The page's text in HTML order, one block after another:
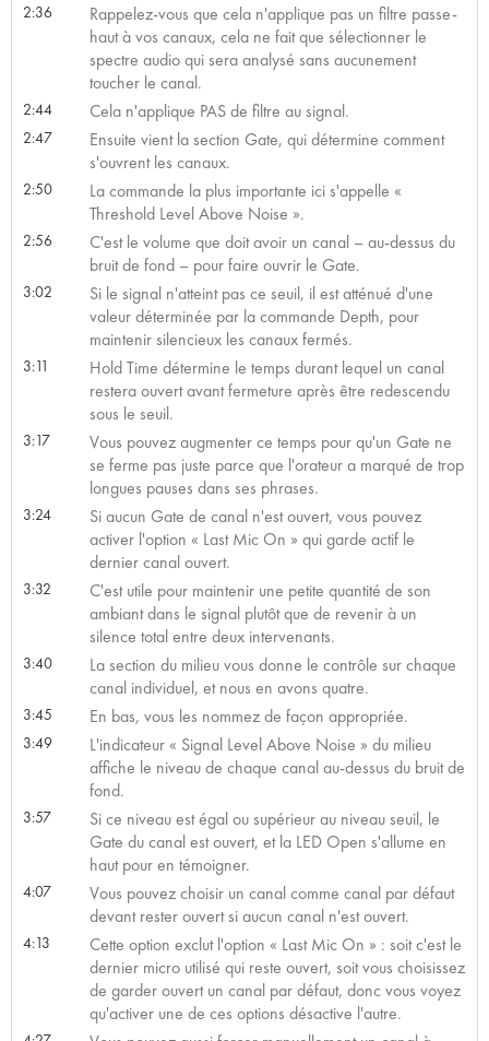
2:36
Rappelez-vous que cela n'applique pas un filtre passe-
haut à vos canaux, cela ne fait que sélectionner le
spectre audio qui sera analysé sans aucunement
toucher le canal.
2:44 Cela n'applique PAS de filtre au signal.
2:47
Ensuite vient la section Gate, qui détermine comment
s'ouvrent les canaux.
2:50
La commande la plus importante ici s'appelle «
Threshold Level Above Noise ».
2:56
C'est le volume que doit avoir un canal – au-dessus du
bruit de fond – pour faire ouvrir le Gate.
3:02
Si le signal n'atteint pas ce seuil, il est atténué d'une
valeur déterminée par la commande Depth, pour
maintenir silencieux les canaux fermés.
3:11
Hold Time détermine le temps durant lequel un canal
restera ouvert avant fermeture après être redescendu
sous le seuil.
3:17
Vous pouvez augmenter ce temps pour qu'un Gate ne
se ferme pas juste parce que l'orateur a marqué de trop
longues pauses dans ses phrases.
3:24
Si aucun Gate de canal n'est ouvert, vous pouvez
activer l'option « Last Mic On » qui garde actif le
dernier canal ouvert.
3:32
C'est utile pour maintenir une petite quantité de son
ambiant dans le signal plutôt que de revenir à un
silence total entre deux intervenants.
3:40
La section du milieu vous donne le contrôle sur chaque
canal individuel, et nous en avons quatre.
3:45 En bas, vous les nommez de façon appropriée.
3:49
L'indicateur « Signal Level Above Noise » du milieu
affiche le niveau de chaque canal au-dessus du bruit de
fond.
3:57
Si ce niveau est égal ou supérieur au niveau seuil, le
Gate du canal est ouvert, et la LED Open s'allume en
haut pour en témoigner.
4:07
Vous pouvez choisir un canal comme canal par défaut
devant rester ouvert si aucun canal n'est ouvert.
4:13
Cette option exclut l'option « Last Mic On » : soit c'est le
dernier micro utilisé qui reste ouvert, soit vous choisissez
de garder ouvert un canal par défaut, donc vous voyez
qu'activer une de ces options désactive l'autre.